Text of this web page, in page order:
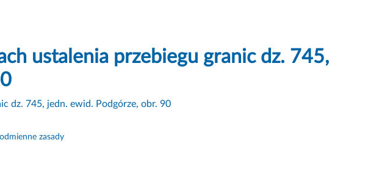
ustalenia przebiegu granic dz. 745,
dz. 745, jedn. ewid. Podgórze, obr. 90
zasady